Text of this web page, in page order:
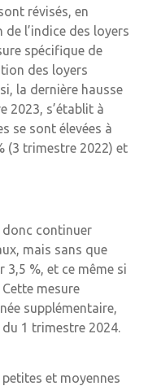
révisés, en
l’indice des loyers
spécifique de
des loyers
la dernière hausse
2023, s’établit à
se sont élevées à
(3 trimestre 2022) et
continuer
mais sans que
3,5 %, et ce même si
Cette mesure
supplémentaire,
1 trimestre 2024.
petites et moyennes